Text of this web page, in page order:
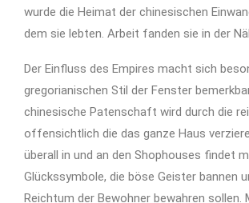
wurde die Heimat der chinesischen
dem sie lebten. Arbeit fanden sie in der
Der Einfluss des Empires macht sich
gregorianischen Stil der Fenster
chinesische Patenschaft wird durch die
offensichtlich die das ganze Haus
überall in und an den Shophouses findet
Glückssymbole, die böse Geister bannen
Reichtum der Bewohner bewahren sollen.